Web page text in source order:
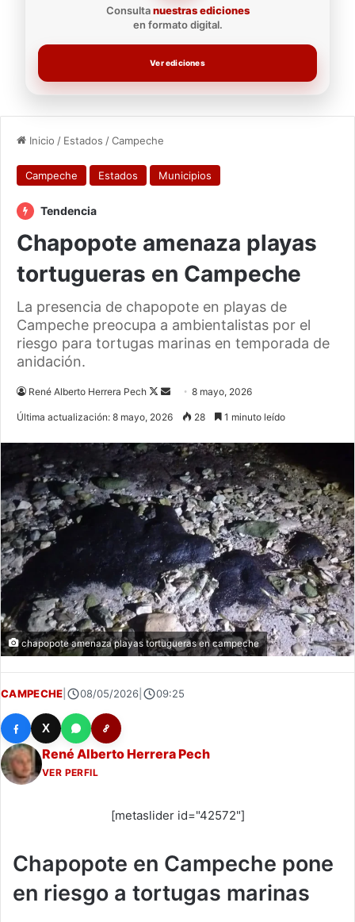
Consultanuestras ediciones
en formato digital.
Ver ediciones
Inicio / Estados /Campeche
Campeche Estados Municipios
Tendencia
Chapopote amenaza playas
tortugueras en Campeche
La presencia de chapopote en playas de
Campeche preocupa a ambientalistas por el
riesgo para tortugas marinas en temporada de
anidación.
René Alberto Herrera Pech
Follow
Send8 mayo, 2026
Última actualización: 8 mayo, 2026 28 1 minuto leído
chapopote amenaza playas tortugueras en campeche
CAMPECHE 08/05/2026 09:25
X
René Alberto Herrera Pech
VER PERFIL
[metaslider id="42572"]
Chapopote en Campeche pone
en riesgo a tortugas marinas